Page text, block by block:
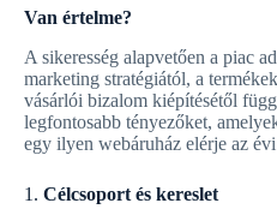
Van értelme?
A sikeresség alapvetően a piac
marketing stratégiától, a
vásárlói bizalom kiépítésétől
legfontosabb tényezőket,
egy ilyen webáruház elérje az
1. Célcsoport és kereslet